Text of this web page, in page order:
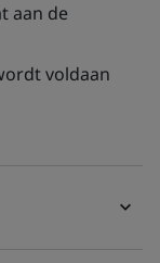
aan de
voldaan